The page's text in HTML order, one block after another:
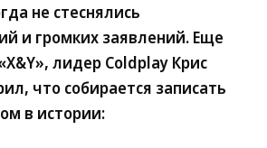
не стеснялись
и громких заявлений. Еще
лидер Coldplay Крис
что собирается записать
в истории: